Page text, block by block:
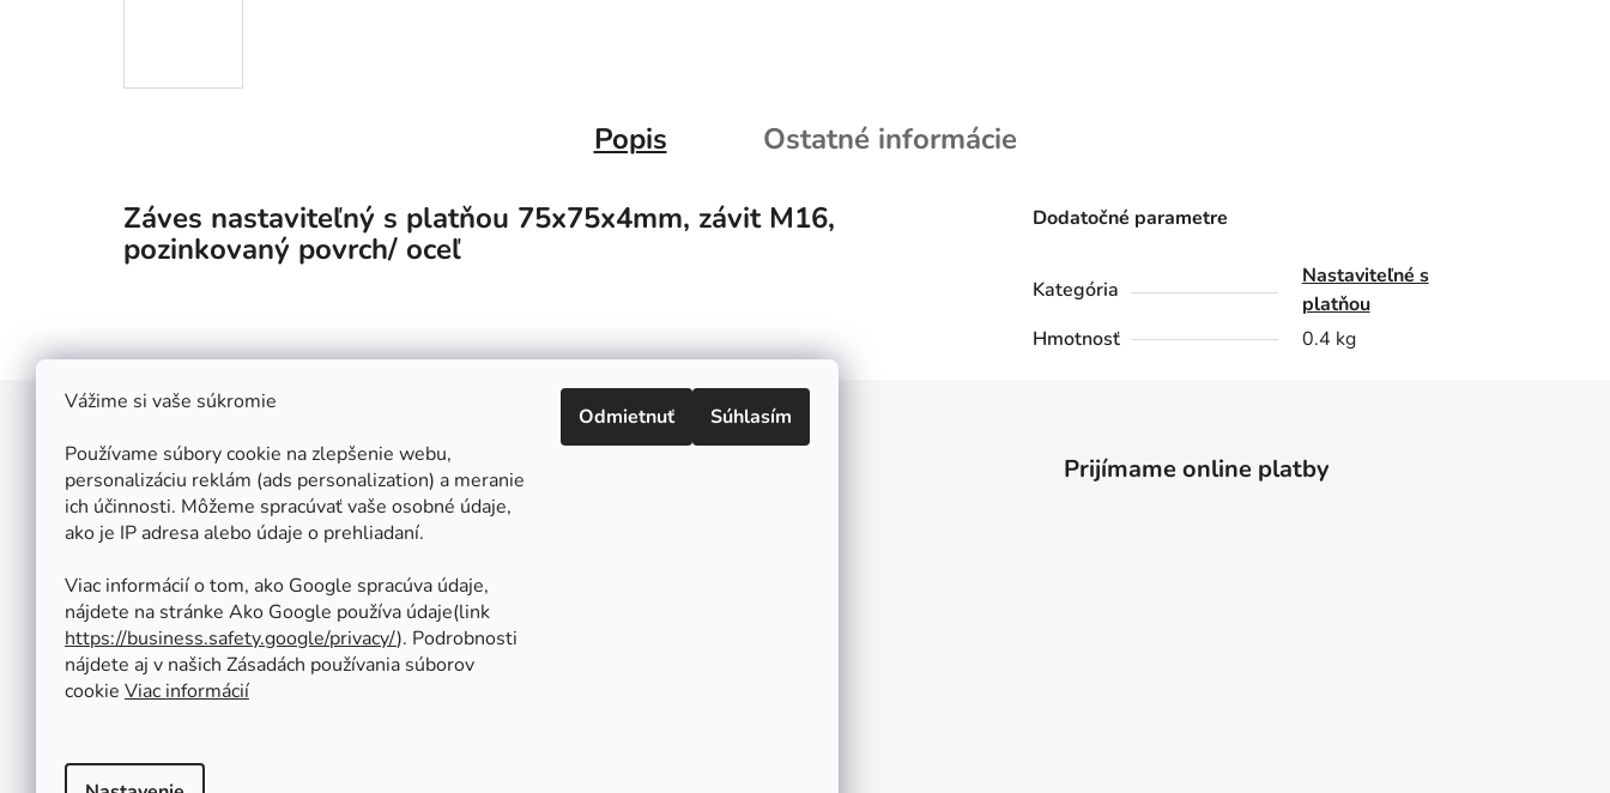
Vážime si vaše súkromie
Používame súbory cookie na zlepšenie webu,
personalizáciu reklám (ads personalization) a meranie
ich účinnosti. Môžeme spracúvať vaše osobné údaje,
ako je IP adresa alebo údaje o prehliadaní.
Viac informácií o tom, ako Google spracúva údaje,
nájdete na stránke Ako Google používa údaje(link
https://business.safety.google/privacy/⁩). Podrobnosti
nájdete aj v našich Zásadách používania súborov
cookie Viac informácií
Odmietnuť Súhlasím
Popis Ostatné informácie
Záves nastaviteľný s platňou 75x75x4mm, závit M16,
pozinkovaný povrch/ oceľ
Dodatočné parametre
Kategória
Nastaviteľné s
platňou
Hmotnosť
0.4 kg
Štefan Široký - Kovoinox
Cukrová 10
917 01 Trnava
Slovensko
IČ: 37 571 451
IČ DPH: SK 1020347779
Po-Pa: 08:00 - 12:00 13:00 - 16:30
So - Ne : ZATVORENÉ
Tel.: +421 950 427 860
obchod@kovoinox.sk
Prijímame online platby